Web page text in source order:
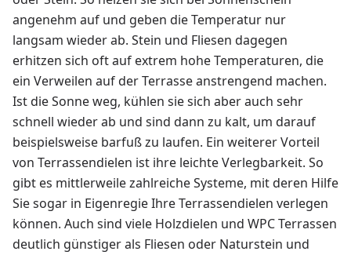
angenehm auf und geben die Temperatur nur
langsam wieder ab. Stein und Fliesen dagegen
erhitzen sich oft auf extrem hohe Temperaturen, die
ein Verweilen auf der Terrasse anstrengend machen.
Ist die Sonne weg, kühlen sie sich aber auch sehr
schnell wieder ab und sind dann zu kalt, um darauf
beispielsweise barfuß zu laufen. Ein weiterer Vorteil
von Terrassendielen ist ihre leichte Verlegbarkeit. So
gibt es mittlerweile zahlreiche Systeme, mit deren Hilfe
Sie sogar in Eigenregie Ihre Terrassendielen verlegen
können. Auch sind viele Holzdielen und WPC Terrassen
deutlich günstiger als Fliesen oder Naturstein und